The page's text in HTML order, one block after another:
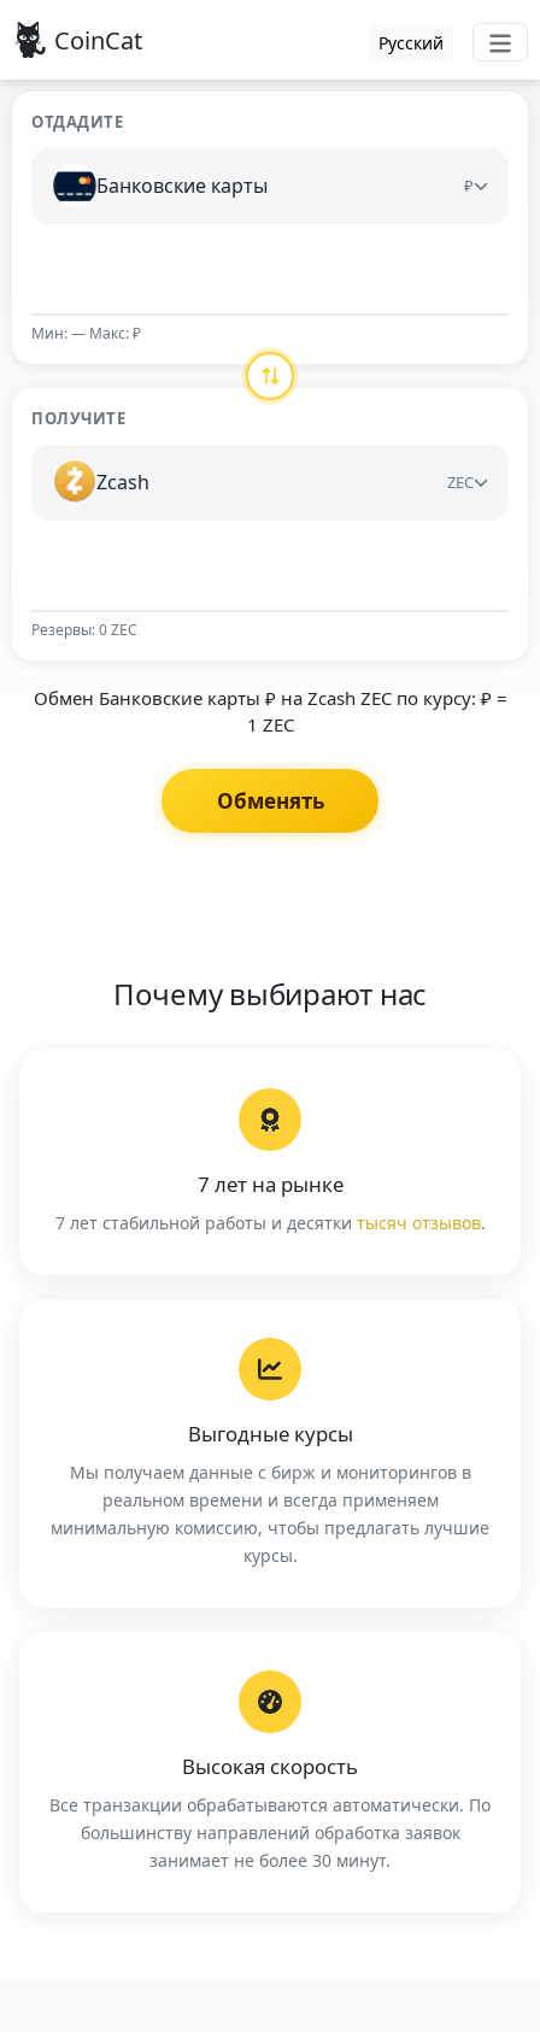
CoinCat Русский
ОТДАДИТЕ
Банковские карты ₽
Мин: — Макс: ₽
ПОЛУЧИТЕ
Zcash ZEC
Резервы: 0 ZEC
Обмен Банковские карты ₽ на Zcash ZEC по курсу: ₽ =
1 ZEC
Обменять
Почему выбирают нас
7 лет на рынке
7 лет стабильной работы и десятки тысяч отзывов.
Выгодные курсы
Мы получаем данные с бирж и мониторингов в
реальном времени и всегда применяем
минимальную комиссию, чтобы предлагать лучшие
курсы.
Высокая скорость
Все транзакции обрабатываются автоматически. По
большинству направлений обработка заявок
занимает не более 30 минут.